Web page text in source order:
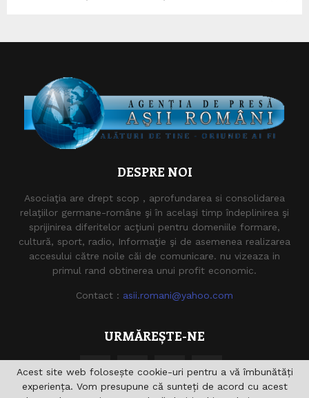
DESPRE NOI
Asociaţia are drept scop , aprofundarea si consolidarea
relaţiilor germane-române şi în acelaşi timp îndeplinirea şi
sprijinirea diferitelor acţiuni pentru domeniile formare,
cultură, sport, radio, Informaţie şi de asemenea realizarea
accesului către noile căi de comunicare. nu vizeaza in
primul rand obtinerea unui profit economic.
Contact : asii.romani@yahoo.com
URMĂREȘTE-NE
Acest site web folosește cookie-uri pentru a vă îmbunătăți
experiența. Vom presupune că sunteți de acord cu acest